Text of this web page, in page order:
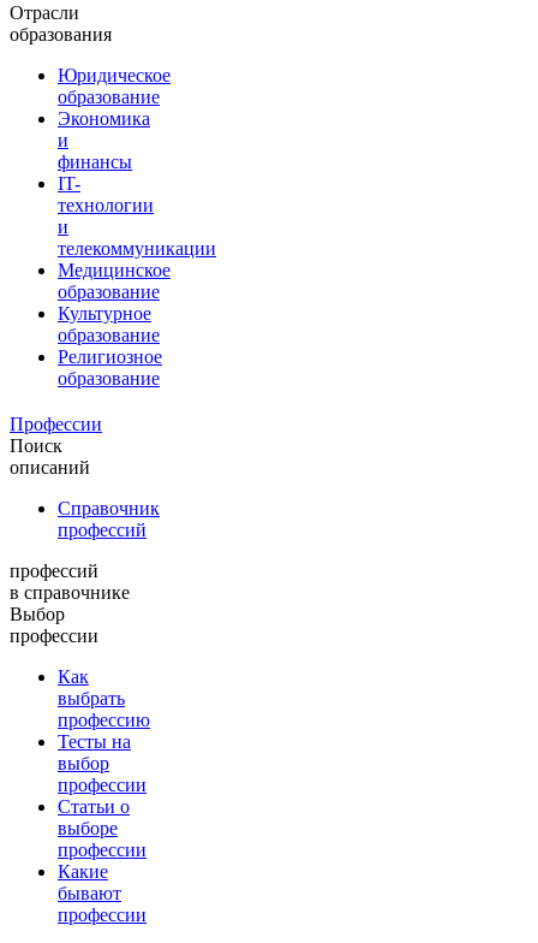
Отрасли
образования
Юридическое
образование
Экономика
и
финансы
IT-
технологии
и
телекоммуникации
Медицинское
образование
Культурное
образование
Религиозное
образование
Профессии
Поиск
описаний
Справочник
профессий
профессий
в справочнике
Выбор
профессии
Как
выбрать
профессию
Тесты на
выбор
профессии
Статьи о
выборе
профессии
Какие
бывают
профессии